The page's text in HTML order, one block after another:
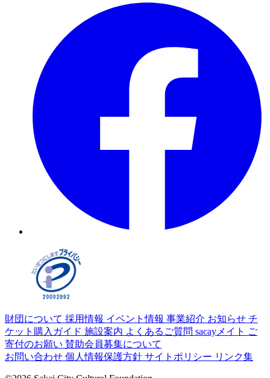
財団について 採用情報 イベント情報 事業紹介 お知らせ チ
ケット購入ガイド 施設案内 よくあるご質問 sacayメイト ご
寄付のお願い 賛助会員募集について
お問い合わせ 個人情報保護方針 サイトポリシー リンク集